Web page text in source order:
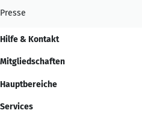
Presse
Hilfe & Kontakt
Mitgliedschaften
Hauptbereiche
Services